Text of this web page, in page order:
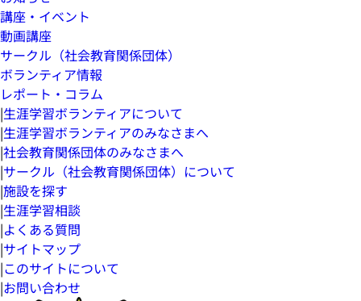
講座・イベント
動画講座
サークル（社会教育関係団体）
ボランティア情報
レポート・コラム
|生涯学習ボランティアについて
|生涯学習ボランティアのみなさまへ
|社会教育関係団体のみなさまへ
|サークル（社会教育関係団体）について
|施設を探す
|生涯学習相談
|よくある質問
|サイトマップ
|このサイトについて
|お問い合わせ